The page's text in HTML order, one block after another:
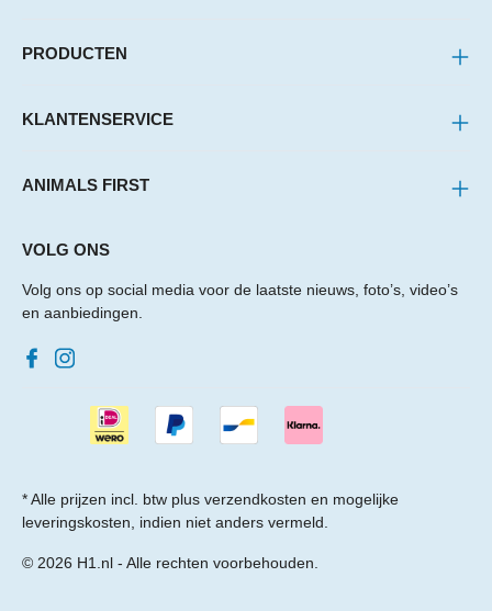
PRODUCTEN
KLANTENSERVICE
ANIMALS FIRST
VOLG ONS
Volg ons op social media voor de laatste nieuws, foto’s, video’s
en aanbiedingen.
* Alle prijzen incl. btw plus verzendkosten en mogelijke
leveringskosten, indien niet anders vermeld.
© 2026 H1.nl - Alle rechten voorbehouden.